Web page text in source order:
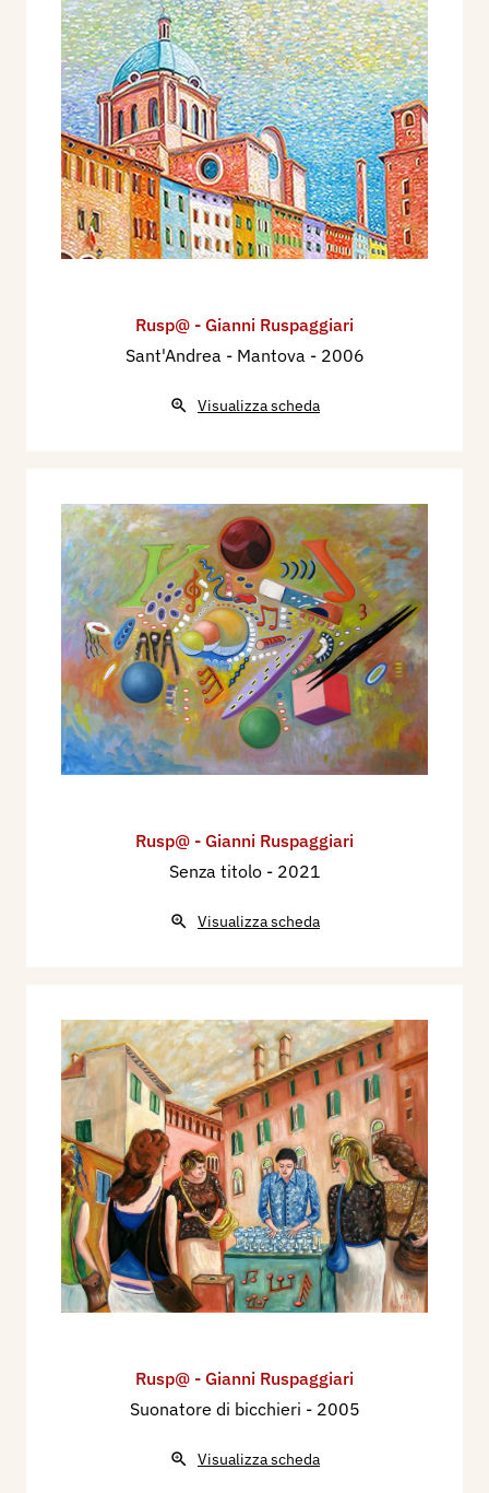
Rusp@ - Gianni Ruspaggiari
Sant'Andrea - Mantova - 2006
Visualizza scheda
Rusp@ - Gianni Ruspaggiari
Senza titolo - 2021
Visualizza scheda
Rusp@ - Gianni Ruspaggiari
Suonatore di bicchieri - 2005
Visualizza scheda